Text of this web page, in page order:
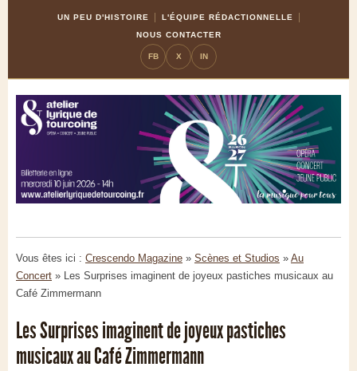
UN PEU D'HISTOIRE
L'ÉQUIPE RÉDACTIONNELLE
NOUS CONTACTER
FB X IN
Vous êtes ici : Crescendo Magazine » Scènes et Studios » Au
Concert » Les Surprises imaginent de joyeux pastiches musicaux au
Café Zimmermann
Les Surprises imaginent de joyeux pastiches
musicaux au Café Zimmermann